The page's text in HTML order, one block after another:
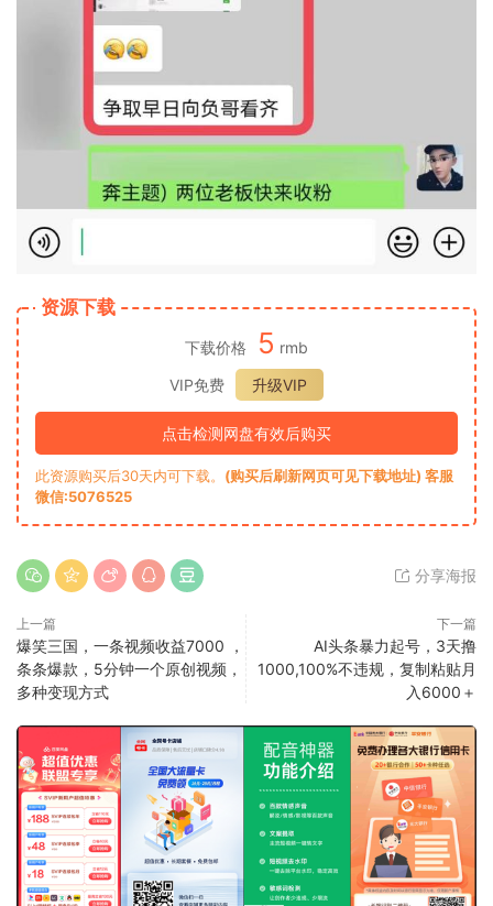
资源下载
下载价格 5 rmb
VIP免费
升级VIP
点击检测网盘有效后购买
此资源购买后30天内可下载。 (购买后刷新网页可见下载地址) 客服
微信:5076525
分享海报
上一篇
爆笑三国，一条视频收益7000 ，
条条爆款，5分钟一个原创视频，
多种变现方式
下一篇
AI头条暴力起号，3天撸
1000,100%不违规，复制粘贴月
入6000＋